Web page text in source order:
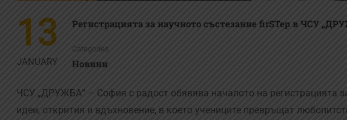
13
JANUARY
Регистрацията за научното състезание firSTep в ЧСУ
Categories
Новини
ЧСУ „ДРУЖБА“ – София с радост обявява началото на регистрацията
идеи, открития и вдъхновение, в което учениците превръщат